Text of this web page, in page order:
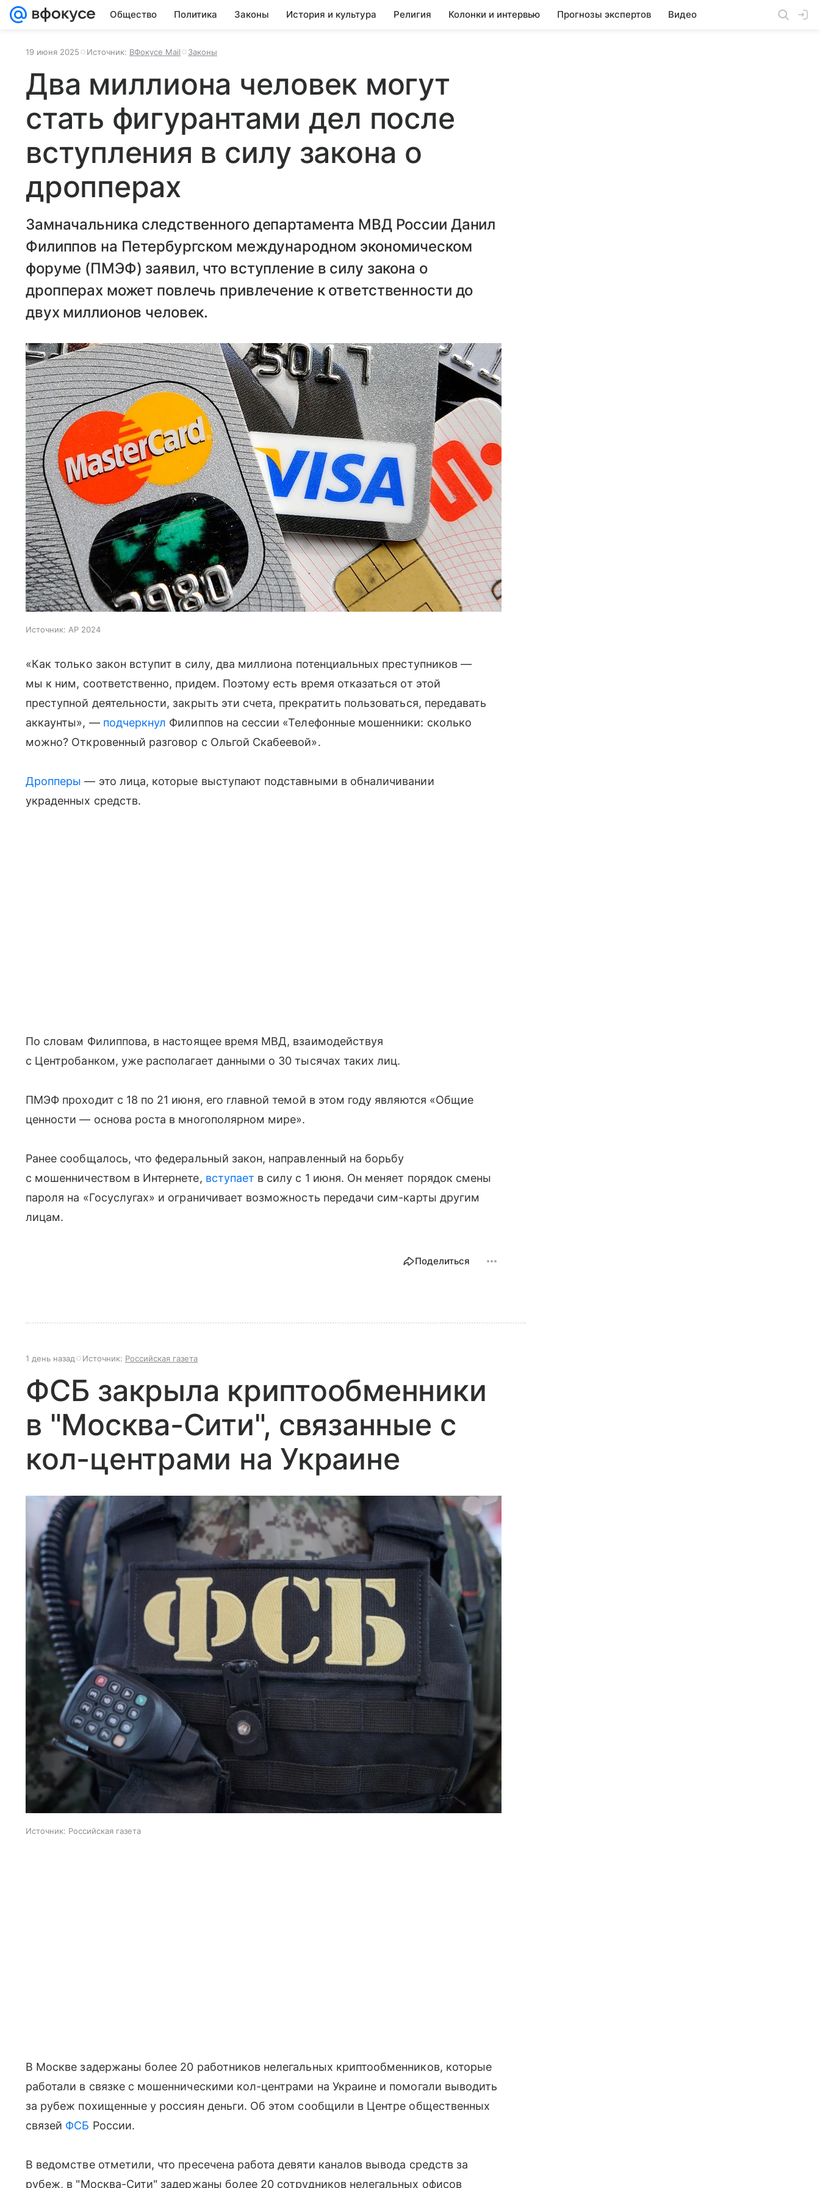
Общество Политика Законы История и культура Религия Колонки и интервью Прогнозы экспертов Видео
19 июня 2025 Источник: ВФокусе Mail Законы
Два миллиона человек могут
стать фигурантами дел после
вступления в силу закона о
дропперах
Замначальника следственного департамента МВД России Данил
Филиппов на Петербургском международном экономическом
форуме (ПМЭФ) заявил, что вступление в силу закона о
дропперах может повлечь привлечение к ответственности до
двух миллионов человек.
Источник: AP 2024
«Как только закон вступит в силу, два миллиона потенциальных преступников —
мы к ним, соответственно, придем. Поэтому есть время отказаться от этой
преступной деятельности, закрыть эти счета, прекратить пользоваться, передавать
аккаунты», — подчеркнул Филиппов на сессии «Телефонные мошенники: сколько
можно? Откровенный разговор с Ольгой Скабеевой».
Дропперы — это лица, которые выступают подставными в обналичивании
украденных средств.
По словам Филиппова, в настоящее время МВД, взаимодействуя
с Центробанком, уже располагает данными о 30 тысячах таких лиц.
ПМЭФ проходит с 18 по 21 июня, его главной темой в этом году являются «Общие
ценности — основа роста в многополярном мире».
Ранее сообщалось, что федеральный закон, направленный на борьбу
с мошенничеством в Интернете, вступает в силу с 1 июня. Он меняет порядок смены
пароля на «Госуслугах» и ограничивает возможность передачи сим-карты другим
лицам.
Поделиться
1 день назад Источник: Российская газета
ФСБ закрыла криптообменники
в "Москва-Сити", связанные с
кол-центрами на Украине
Источник: Российская газета
В Москве задержаны более 20 работников нелегальных криптообменников, которые
работали в связке с мошенническими кол-центрами на Украине и помогали выводить
за рубеж похищенные у россиян деньги. Об этом сообщили в Центре общественных
связей ФСБ России.
В ведомстве отметили, что пресечена работа девяти каналов вывода средств за
рубеж, в "Москва-Сити" задержаны более 20 сотрудников нелегальных офисов